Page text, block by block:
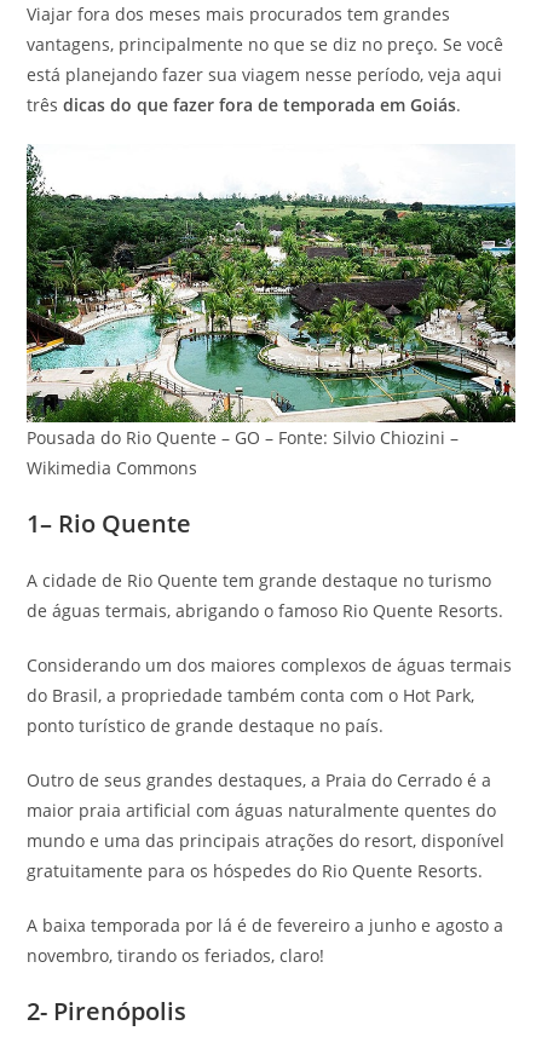
Viajar fora dos meses mais procurados tem grandes
vantagens, principalmente no que se diz no preço. Se você
está planejando fazer sua viagem nesse período, veja aqui
trêsdicas do que fazer fora de temporada em Goiás.
Pousada do Rio Quente – GO – Fonte: Silvio Chiozini –
Wikimedia Commons
1– Rio Quente
A cidade de Rio Quente tem grande destaque no turismo
de águas termais, abrigando o famoso Rio Quente Resorts.
Considerando um dos maiores complexos de águas termais
do Brasil, a propriedade também conta com o Hot Park,
ponto turístico de grande destaque no país.
Outro de seus grandes destaques, a Praia do Cerrado é a
maior praia artificial com águas naturalmente quentes do
mundo e uma das principais atrações do resort, disponível
gratuitamente para os hóspedes do Rio Quente Resorts.
A baixa temporada por lá é de fevereiro a junho e agosto a
novembro, tirando os feriados, claro!
2- Pirenópolis